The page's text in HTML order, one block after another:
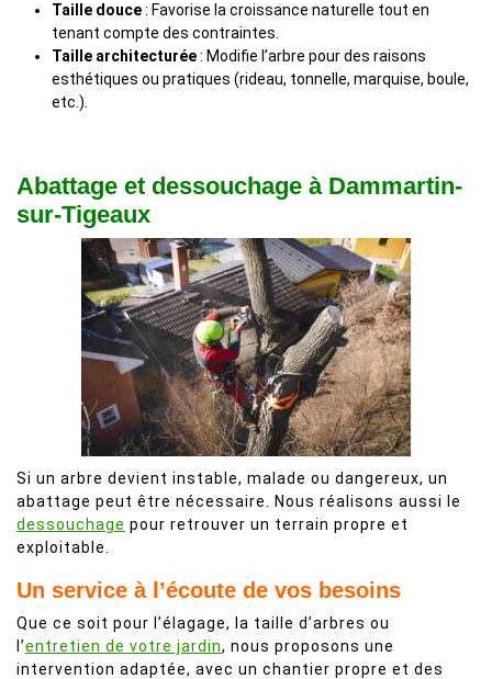
Taille douce: Favorise la croissance naturelle tout en
tenant compte des contraintes.
Taille architecturée: Modifie l’arbre pour des raisons
esthétiques ou pratiques (rideau, tonnelle, marquise, boule,
etc.).
Abattage et dessouchage à Dammartin-
sur-Tigeaux
Si un arbre devient instable, malade ou dangereux, un
abattage peut être nécessaire. Nous réalisons aussi le
dessouchage pour retrouver un terrain propre et
exploitable.
Un service à l’écoute de vos besoins
Que ce soit pour l’élagage, la taille d’arbres ou
l’entretien de votre jardin, nous proposons une
intervention adaptée, avec un chantier propre et des